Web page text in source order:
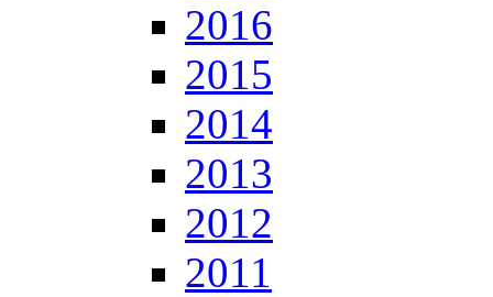
2016
2015
2014
2013
2012
2011